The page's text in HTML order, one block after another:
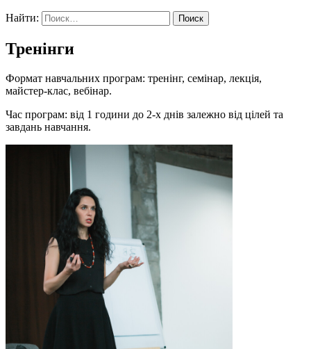
Найти:
Тренінги
Формат навчальних програм: тренінг, семінар, лекція,
майстер-клас, вебінар.
Час програм: від 1 години до 2-х днів залежно від цілей та
завдань навчання.